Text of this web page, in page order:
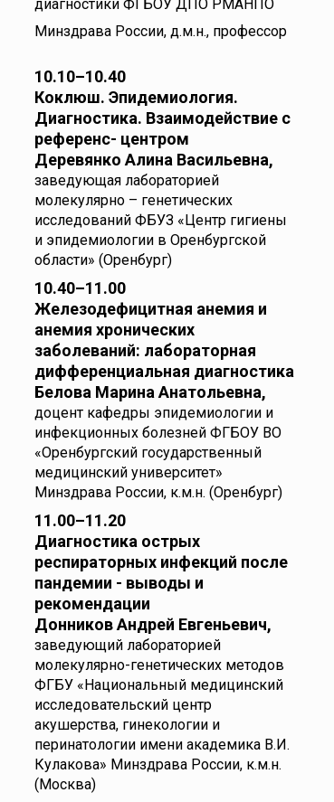
диагностики ФГБОУ ДПО РМАНПО
Минздрава России, д.м.н., профессор
10.10–10.40
Коклюш. Эпидемиология.
Диагностика. Взаимодействие с
референс- центром
Деревянко Алина Васильевна,
заведующая лабораторией
молекулярно – генетических
исследований ФБУЗ «Центр гигиены
и эпидемиологии в Оренбургской
области» (Оренбург)
10.40–11.00
Железодефицитная анемия и
анемия хронических
заболеваний: лабораторная
дифференциальная диагностика
Белова Марина Анатольевна,
доцент кафедры эпидемиологии и
инфекционных болезней ФГБОУ ВО
«Оренбургский государственный
медицинский университет»
Минздрава России, к.м.н. (Оренбург)
11.00–11.20
Диагностика острых
респираторных инфекций после
пандемии - выводы и
рекомендации
Донников Андрей Евгеньевич,
заведующий лабораторией
молекулярно-генетических методов
ФГБУ «Национальный медицинский
исследовательский центр
акушерства, гинекологии и
перинатологии имени академика В.И.
Кулакова» Минздрава России, к.м.н.
(Москва)